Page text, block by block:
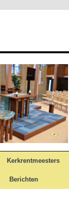
Kerkrentmeesters
Berichten